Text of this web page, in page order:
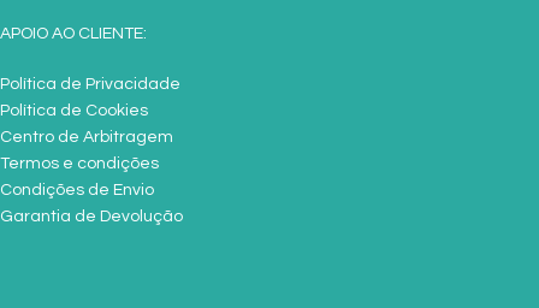
APOIO AO CLIENTE:
Política de Privacidade
Política de Cookies
Centro de Arbitragem
Termos e condições
Condições de Envio
Garantia de Devolução